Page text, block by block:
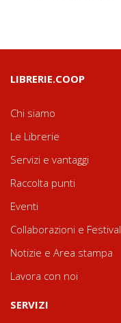
LIBRERIE.COOP
Chi siamo
Le Librerie
Servizi e vantaggi
Raccolta punti
Eventi
Collaborazioni e Festival
Notizie e Area stampa
Lavora con noi
SERVIZI